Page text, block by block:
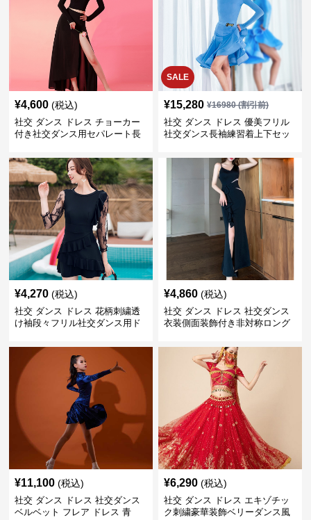
¥4,600 (税込)
社交 ダンス ドレス チョーカー
付き社交ダンス用セパレート長
SALE
¥15,280 ¥16980(割引前)
社交 ダンス ドレス 優美フリル
社交ダンス長袖練習着上下セッ
¥4,270 (税込)
社交 ダンス ドレス 花柄刺繍透
け袖段々フリル社交ダンス用ド
¥4,860 (税込)
社交 ダンス ドレス 社交ダンス
衣装側面装飾付き非対称ロング
¥11,100 (税込)
社交 ダンス ドレス 社交ダンス
ベルベット フレア ドレス 青
¥6,290 (税込)
社交 ダンス ドレス エキゾチッ
ク刺繍豪華装飾ベリーダンス風